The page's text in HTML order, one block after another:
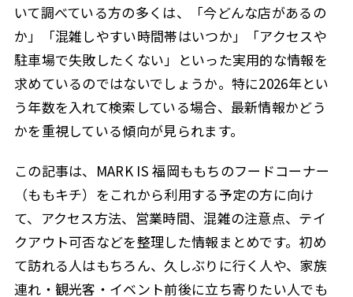
いて調べている方の多くは、「今どんな店があるの
か」「混雑しやすい時間帯はいつか」「アクセスや
駐車場で失敗したくない」といった実用的な情報を
求めているのではないでしょうか。特に2026年とい
う年数を入れて検索している場合、最新情報かどう
かを重視している傾向が見られます。
この記事は、MARK IS 福岡ももちのフードコーナー
（ももキチ）をこれから利用する予定の方に向け
て、アクセス方法、営業時間、混雑の注意点、テイ
クアウト可否などを整理した情報まとめです。初め
て訪れる人はもちろん、久しぶりに行く人や、家族
連れ・観光客・イベント前後に立ち寄りたい人でも